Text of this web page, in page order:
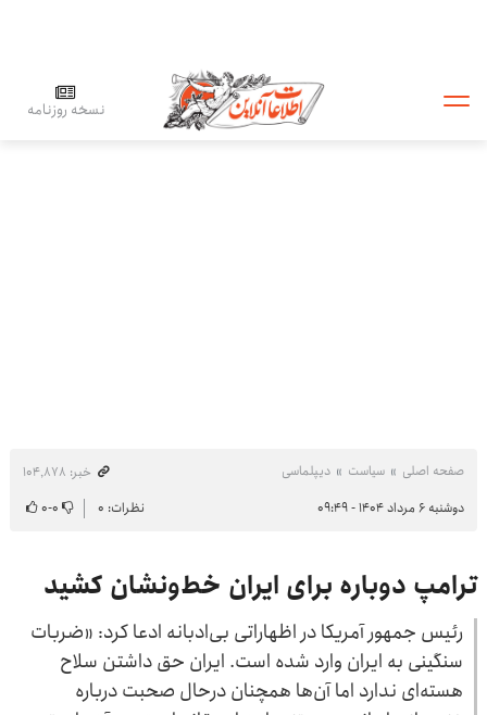
نسخه روزنامه
صفحه اصلی سیاست دیپلماسی
خبر: ۱۰۴٬۸۷۸
دوشنبه ۶ مرداد ۱۴۰۴ - ۰۹:۴۹
نظرات: ۰ ۰-۰
ترامپ دوباره برای ایران خط‌ونشان کشید
رئیس جمهور آمریکا در اظهاراتی بی‌ادبانه ادعا کرد: «ضربات
سنگینی به ایران وارد شده است. ایران حق داشتن سلاح
هسته‌ای ندارد اما آن‌ها همچنان درحال صحبت درباره